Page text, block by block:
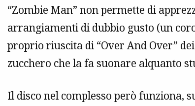
“Zombie Man” non permette di
arrangiamenti di dubbio gusto (un
proprio riuscita di “Over And Over” dei
zucchero che la fa suonare alquanto
Il disco nel complesso però funziona,